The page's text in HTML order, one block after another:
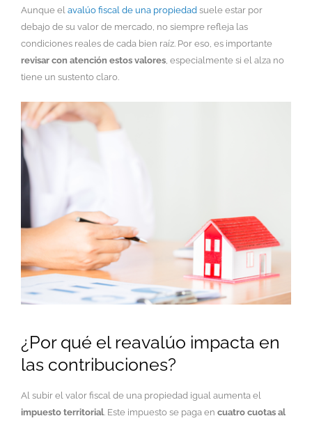
Aunque el avalúo fiscal de una propiedad suele estar por
debajo de su valor de mercado, no siempre refleja las
condiciones reales de cada bien raíz. Por eso, es importante
revisar con atención estos valores, especialmente si el alza no
tiene un sustento claro.
¿Por qué el reavalúo impacta en
las contribuciones?
Al subir el valor fiscal de una propiedad igual aumenta el
impuesto territorial. Este impuesto se paga en cuatro cuotas al